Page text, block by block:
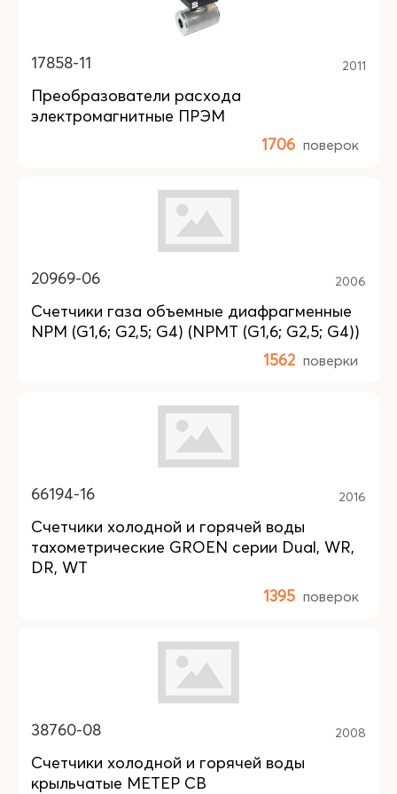
17858-11 2011
Преобразователи расхода
электромагнитные ПРЭМ
1706 поверок
20969-06 2006
Счетчики газа объемные диафрагменные
NPM (G1,6; G2,5; G4) (NPMT (G1,6; G2,5; G4))
1562 поверки
66194-16 2016
Счетчики холодной и горячей воды
тахометрические GROEN серии Dual, WR,
DR, WT
1395 поверок
38760-08 2008
Счетчики холодной и горячей воды
крыльчатые МЕТЕР СВ